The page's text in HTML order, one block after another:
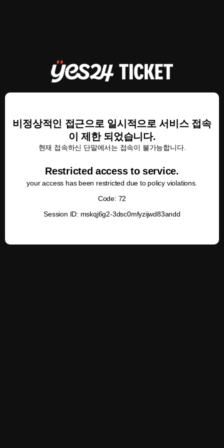
비정상적인 접근으로 일시적으로 서비스 접속
이 제한 되었습니다.
현재 접속하신 단말에서는 접속이 불가능합니다.
Restricted access to service.
your access has been restricted due to policy violations.
Code: 72
Session ID: mskqj6g2-3dsc0mfyzijwd83andd